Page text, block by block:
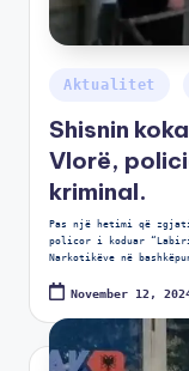
Aktualitet
Shisnin
Vlorë,
kriminal.
Pas një hetimi që
policor i koduar
Narkotikëve në
November 12,